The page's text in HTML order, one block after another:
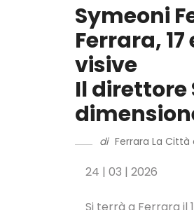
Symeoni
Ferrara,
visive
Il direttore
di Ferrara La
24 | 03 | 2026
Si terrà a Ferrara il